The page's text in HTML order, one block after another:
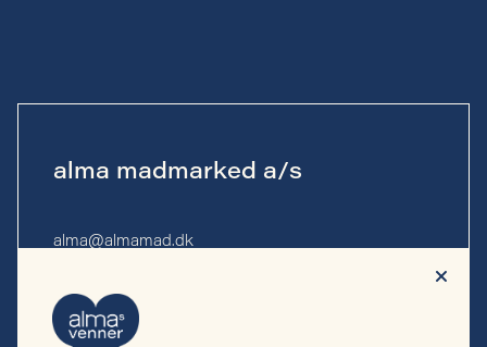
alma madmarked a/s
alma@almamad.dk
CVR-nr. 44 89 27 23